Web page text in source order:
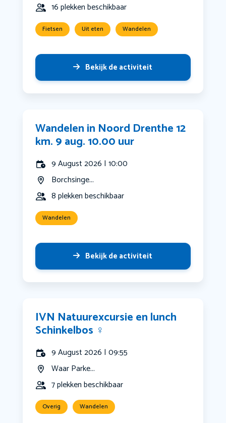
16 plekken beschikbaar
Fietsen Uit eten Wandelen
Bekijk de activiteit
Wandelen in Noord Drenthe 12
km. 9 aug. 10.00 uur
9 August 2026 | 10:00
Borchsinge...
8 plekken beschikbaar
Wandelen
Bekijk de activiteit
IVN Natuurexcursie en lunch
Schinkelbos ‍♀️
9 August 2026 | 09:55
Waar Parke...
7 plekken beschikbaar
Overig Wandelen